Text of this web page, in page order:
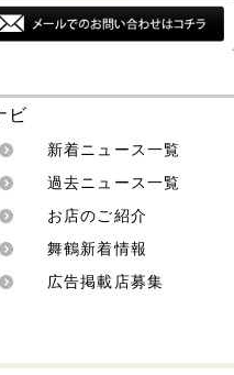
ビ
新着ニュース一覧
過去ニュース一覧
お店のご紹介
舞鶴新着情報
広告掲載店募集